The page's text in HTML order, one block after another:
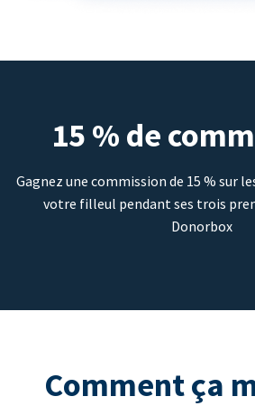
15 % de
Gagnez une commission de 15 % sur
votre filleul pendant ses trois
Donorbox
Comment ça